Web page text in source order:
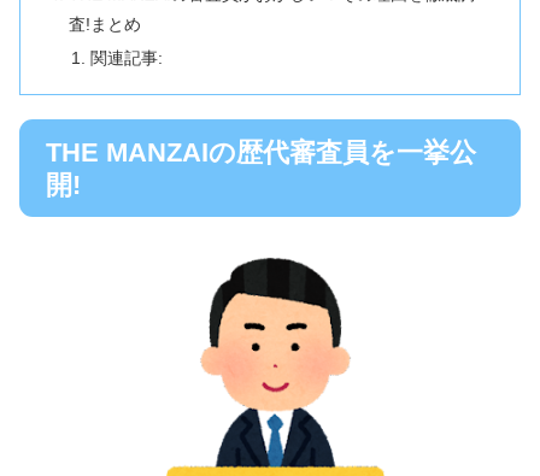
査!まとめ
関連記事:
THE MANZAIの歴代審査員を一挙公
開!